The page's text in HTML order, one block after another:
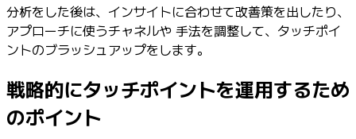
分析をした後は、インサイトに合わせて改善策を出したり、
アプローチに使うチャネルや 手法を調整して、タッチポイ
ントのブラッシュアップをします。
戦略的にタッチポイントを運用するため
のポイント